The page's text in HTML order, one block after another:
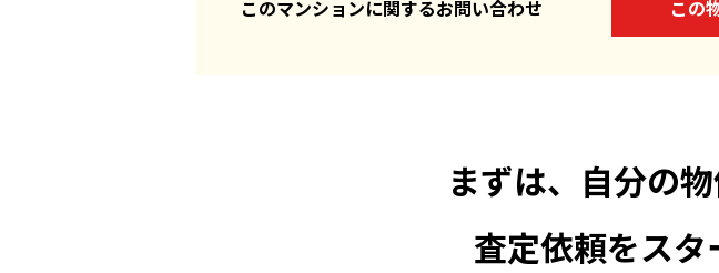
このマンションに関するお問い合わせ この
まずは、自分の
査定依頼をス